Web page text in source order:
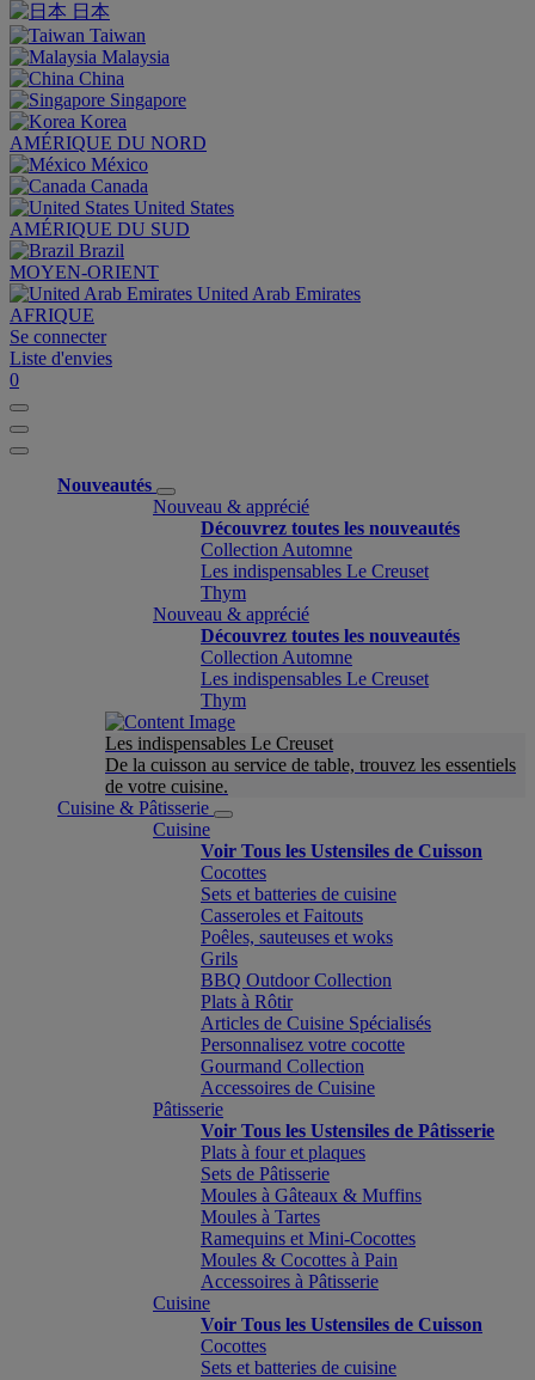
日本
Taiwan
Malaysia
China
Singapore
Korea
AMÉRIQUE DU NORD
México
Canada
United States
AMÉRIQUE DU SUD
Brazil
MOYEN-ORIENT
United Arab Emirates
AFRIQUE
Se connecter
Liste d'envies
0
Nouveautés
Nouveau & apprécié
Découvrez toutes les nouveautés
Collection Automne
Les indispensables Le Creuset
Thym
Nouveau & apprécié
Découvrez toutes les nouveautés
Collection Automne
Les indispensables Le Creuset
Thym
Les indispensables Le Creuset
De la cuisson au service de table, trouvez les essentiels
de votre cuisine.
Cuisine & Pâtisserie
Cuisine
Voir Tous les Ustensiles de Cuisson
Cocottes
Sets et batteries de cuisine
Casseroles et Faitouts
Poêles, sauteuses et woks
Grils
BBQ Outdoor Collection
Plats à Rôtir
Articles de Cuisine Spécialisés
Personnalisez votre cocotte
Gourmand Collection
Accessoires de Cuisine
Pâtisserie
Voir Tous les Ustensiles de Pâtisserie
Plats à four et plaques
Sets de Pâtisserie
Moules à Gâteaux & Muffins
Moules à Tartes
Ramequins et Mini-Cocottes
Moules & Cocottes à Pain
Accessoires à Pâtisserie
Cuisine
Voir Tous les Ustensiles de Cuisson
Cocottes
Sets et batteries de cuisine